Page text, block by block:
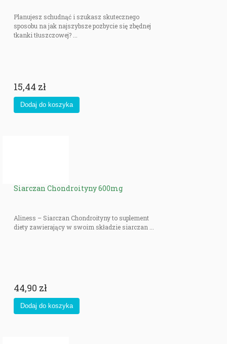
Planujesz schudnąć i szukasz skutecznego
sposobu na jak najszybsze pozbycie się zbędnej
tkanki tłuszczowej? ...
15,44 zł
Siarczan Chondroityny 600mg
Aliness – Siarczan Chondroityny to suplement
diety zawierający w swoim składzie siarczan ...
44,90 zł